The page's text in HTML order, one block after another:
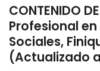
CONTENIDO
Profesional
Sociales,
(Actualizado